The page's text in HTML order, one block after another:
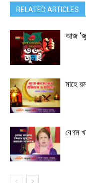
RELATED ARTICLES
আজ
মাহে
বেগম